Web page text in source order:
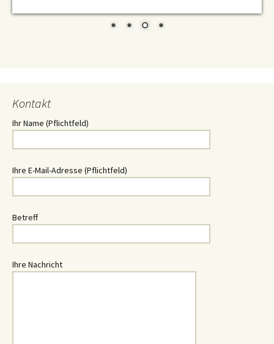
Kontakt
Ihr Name (Pflichtfeld)
Ihre E-Mail-Adresse (Pflichtfeld)
Betreff
Ihre Nachricht